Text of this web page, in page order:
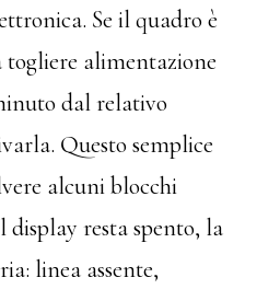
Se il quadro è
togliere alimentazione
dal relativo
Questo semplice
alcuni blocchi
display resta spento, la
linea assente,